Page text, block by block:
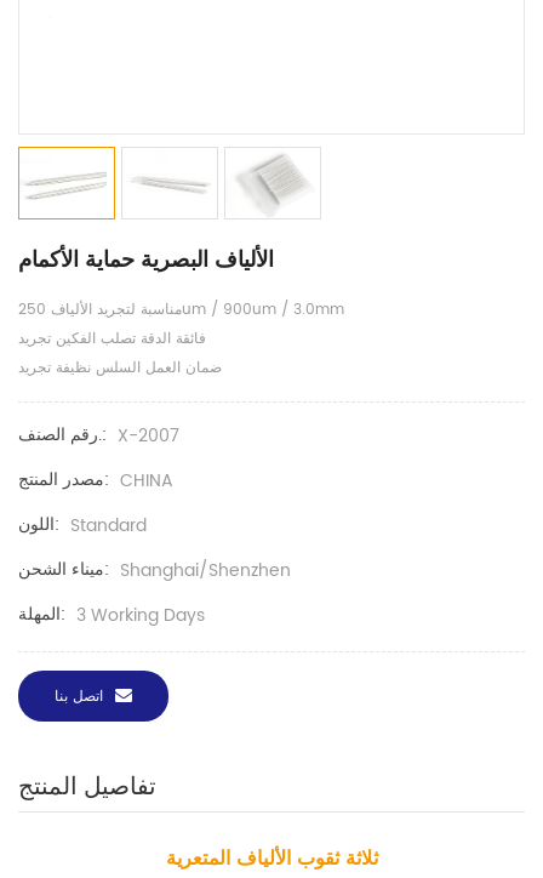
الألياف البصرية حماية الأكمام
مناسبة لتجريد الألياف 250um / 900um / 3.0mm
فائقة الدقة تصلب الفكين تجريد
ضمان العمل السلس نظيفة تجريد
رقم الصنف.: X-2007
مصدر المنتج: CHINA
اللون: Standard
ميناء الشحن: Shanghai/Shenzhen
المهلة: 3 Working Days
اتصل بنا
تفاصيل المنتج
ثلاثة ثقوب الألياف المتعرية